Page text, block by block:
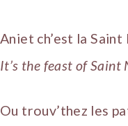
Aniet ch’est la
It’s the feast of Saint
Ou trouv’thez les